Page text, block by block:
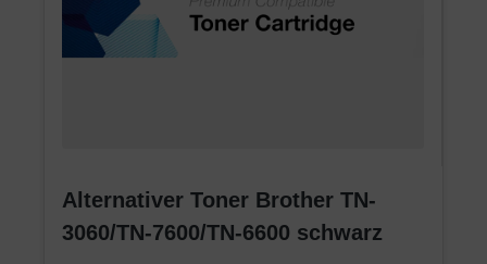
Alternativer Toner Brother TN-
3060/TN-7600/TN-6600 schwarz